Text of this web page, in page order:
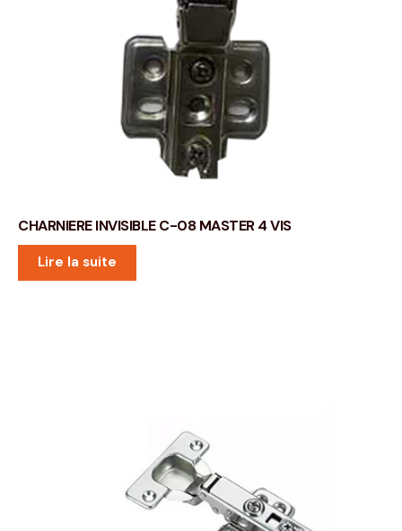
CHARNIERE INVISIBLE C-08 MASTER 4 VIS
Lire la suite